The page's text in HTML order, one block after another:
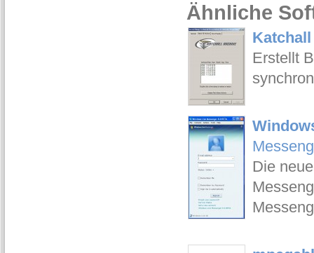
Ähnliche
Erstellt
Die